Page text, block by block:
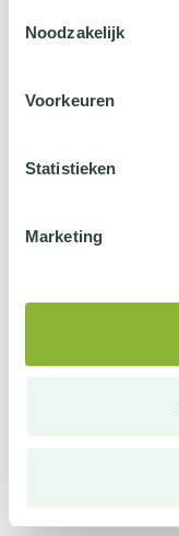
jehier.
Noodzakelijk
Voorkeuren
Statistieken
Marketing